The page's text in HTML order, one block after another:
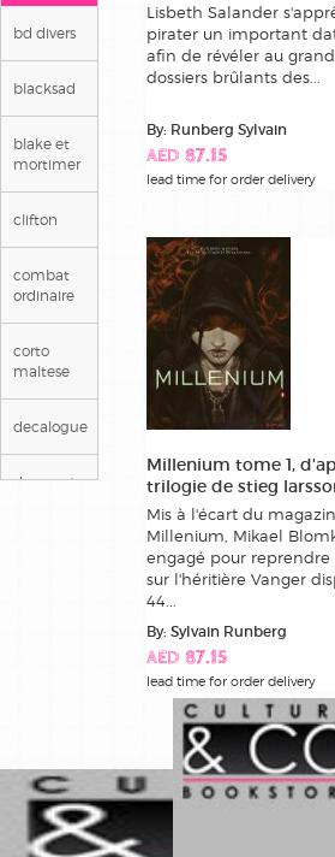
bd divers
blacksad
blake et
mortimer
clifton
combat
ordinaire
corto
maltese
decalogue
deepwater
une fois
en france
Lisbeth Salander
pirater un important
afin de révéler au
dossiers brûlants des...
By: Runberg Sylvain
AED 87.15
lead time for order delivery
Millenium tome 1,
trilogie de stieg
Mis à l'écart du
Millenium, Mikael
engagé pour reprendre
sur l'héritière Vanger
44...
By: Sylvain Runberg
AED 87.15
lead time for order delivery